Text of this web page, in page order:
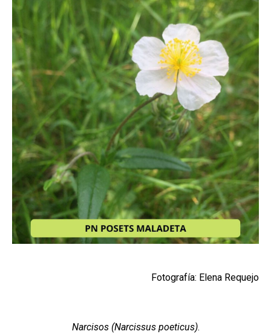
Fotografía: Elena Requejo
Narcisos (Narcissus poeticus).